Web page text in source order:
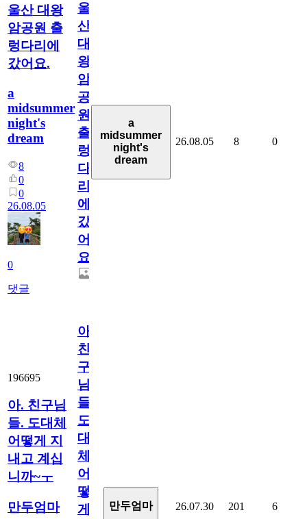
울산 대왕
암공원 출
렁다리에
갔어요.
a
midsummer
night's
dream
8
0
0
26.08.05
0
댓글
울
산
대
왕
암
공
원
출
렁
다
리
에
갔
어
요.
a
midsummer
night's
dream
26.08.05 8 0
196695
아. 친구님
들. 도대체
어떻게 지
내고 계십
니까~ㅜ
만두엄마
아.
친
구
님
들.
도
대
체
어
떻
게
만두엄마 26.07.30 201 6